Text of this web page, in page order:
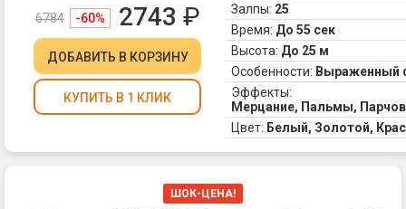
6784 -60% 2743 ₽
ДОБАВИТЬ В КОРЗИНУ
КУПИТЬ В 1 КЛИК
Залпы: 25
Время: До 55 сек
Высота: До 25 м
Особенности: Выраженный
Эффекты:
Мерцание, Пальмы,
Цвет: Белый, Золотой,
ШОК-ЦЕНА!